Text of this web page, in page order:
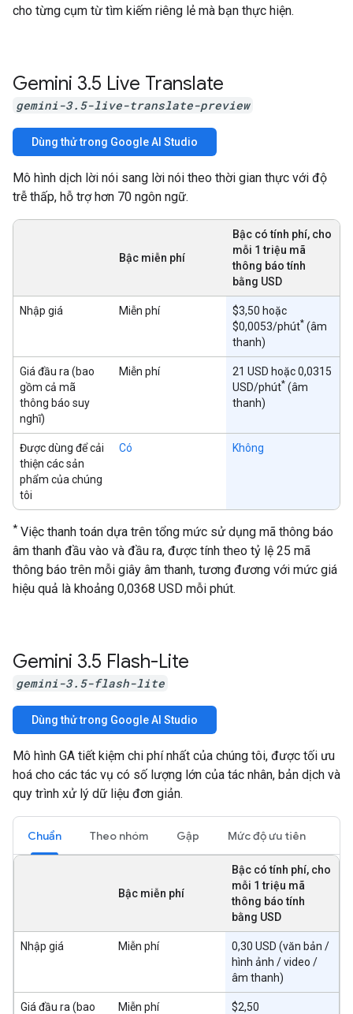
cho từng cụm từ tìm kiếm riêng lẻ mà bạn thực hiện.
Gemini 3.5 Live Translate
gemini-3.5-live-translate-preview
Dùng thử trong Google AI Studio
Mô hình dịch lời nói sang lời nói theo thời gian thực với độ
trễ thấp, hỗ trợ hơn 70 ngôn ngữ.
Bậc miễn phí
Bậc có tính phí, cho
mỗi 1 triệu mã
thông báo tính
bằng USD
Nhập giá Miễn phí
$3,50 hoặc
$0,0053/phút* (âm
thanh)
Giá đầu ra (bao
gồm cả mã
thông báo suy
nghĩ)
Miễn phí
21 USD hoặc 0,0315
USD/phút* (âm
thanh)
Được dùng để cải
thiện các sản
phẩm của chúng
tôi
Có Không
* Việc thanh toán dựa trên tổng mức sử dụng mã thông báo
âm thanh đầu vào và đầu ra, được tính theo tỷ lệ 25 mã
thông báo trên mỗi giây âm thanh, tương đương với mức giá
hiệu quả là khoảng 0,0368 USD mỗi phút.
Gemini 3.5 Flash-Lite
gemini-3.5-flash-lite
Dùng thử trong Google AI Studio
Mô hình GA tiết kiệm chi phí nhất của chúng tôi, được tối ưu
hoá cho các tác vụ có số lượng lớn của tác nhân, bản dịch và
quy trình xử lý dữ liệu đơn giản.
Chuẩn Theo nhóm Gập Mức độ ưu tiên
Bậc miễn phí
Bậc có tính phí, cho
mỗi 1 triệu mã
thông báo tính
bằng USD
Nhập giá Miễn phí
0,30 USD (văn bản /
hình ảnh / video /
âm thanh)
Giá đầu ra (bao
Miễn phí $2,50